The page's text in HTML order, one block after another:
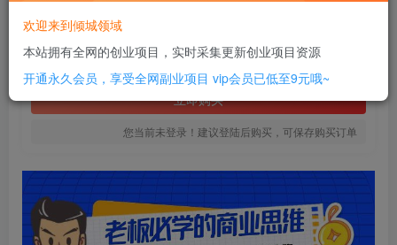
SVIP全站会员 免费
立即购买
您当前未登录！建议登陆后购买，可保存购买订单
欢迎来到倾城领域
本站拥有全网的创业项目，实时采集更新创业项目资源
开通永久会员，享受全网副业项目 vip会员已低至9元哦~